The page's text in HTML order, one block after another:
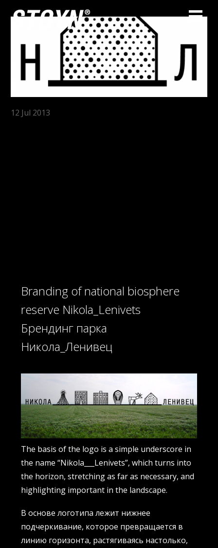
12 Jul 2013
Branding of national biosphere
reserve Nikola_Lenivets
Брендинг парка
Никола_Ленивец
The basis of the logo is a simple underscore in
the name “Nikola___Lenivets”, which turns into
the horizon, stretching as far as necessary, and
highlighting important in the landscape.
В основе логотипа лежит нижнее
подчеркивание, которое превращается в
линию горизонта, растягиваясь настолько,